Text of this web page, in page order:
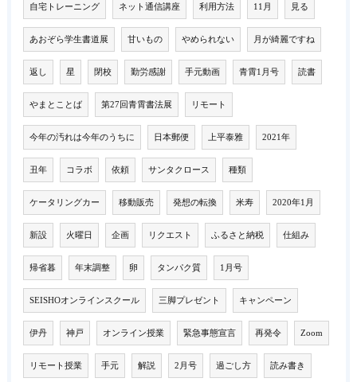
自宅トレーニング ネット通信講座 利用方法 11月 見る
あおぞら学生書道展 甘いもの やめられない 月が綺麗ですね
返し 星 閉校 勤労感謝 手元動画 青霄1月号 読書
やまとことば 第27回青霄書法展 リモート
今年の汚れは今年のうちに 日本郵便 上平泰雅 2021年
丑年 コラボ 依頼 サンタクロース 種類
ケータリングカー 移動販売 発想の転換 米寿 2020年1月
新設 火曜日 企画 リクエスト ふるさと納税 仕組み
帰省暮 年末調整 卵 タンパク質 1月号
SEISHOオンラインスクール 三脚プレゼント キャンペーン
伊丹 神戸 オンライン授業 緊急事態宣言 再発令 Zoom
リモート授業 手元 解説 2月号 過ごし方 読み書き